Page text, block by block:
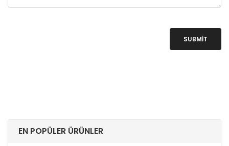
SUBMIT
EN POPÜLER ÜRÜNLER